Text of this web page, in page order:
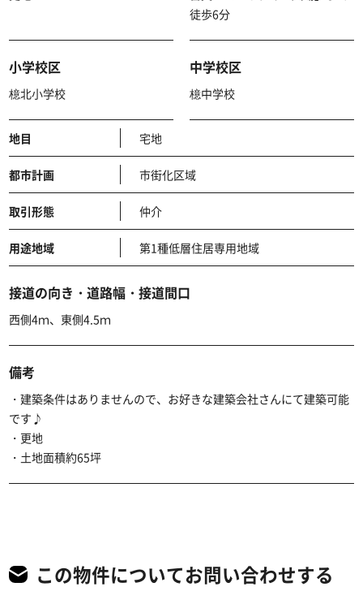
徒歩6分
小学校区
檍北小学校
中学校区
檍中学校
地目 宅地
都市計画 市街化区域
取引形態 仲介
用途地域 第1種低層住居専用地域
接道の向き・道路幅・接道間口
西側4ｍ、東側4.5ｍ
備考
・建築条件はありませんので、お好きな建築会社さんにて建築可能
です♪
・更地
・土地面積約65坪
この物件についてお問い合わせする